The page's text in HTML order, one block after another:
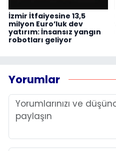
İzmir İtfaiyesine 13,5
milyon Euro’luk dev
yatırım: İnsansız yangın
robotları geliyor
Yorumlar